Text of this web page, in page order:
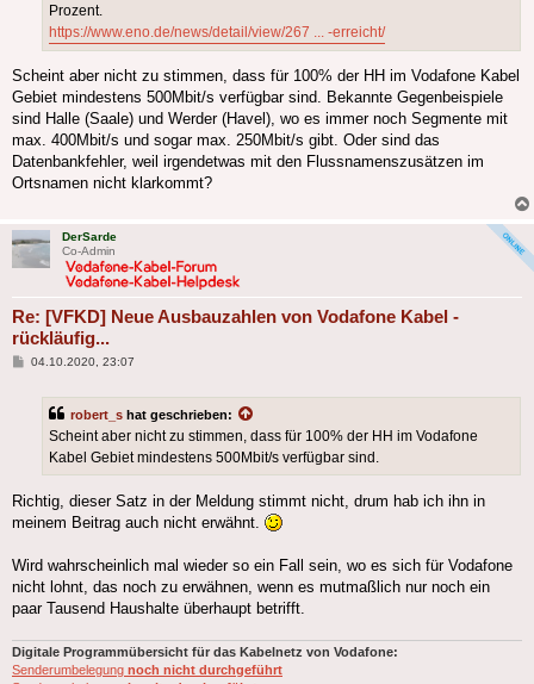
Prozent.
https://www.eno.de/news/detail/view/267 ... -erreicht/
Scheint aber nicht zu stimmen, dass für 100% der HH im Vodafone Kabel
Gebiet mindestens 500Mbit/s verfügbar sind. Bekannte Gegenbeispiele
sind Halle (Saale) und Werder (Havel), wo es immer noch Segmente mit
max. 400Mbit/s und sogar max. 250Mbit/s gibt. Oder sind das
Datenbankfehler, weil irgendetwas mit den Flussnamenszusätzen im
Ortsnamen nicht klarkommt?
DerSarde
Co-Admin
Re: [VFKD] Neue Ausbauzahlen von Vodafone Kabel -
rückläufig...
Beitrag
04.10.2020, 23:07
robert_s hat geschrieben:
Scheint aber nicht zu stimmen, dass für 100% der HH im Vodafone
Kabel Gebiet mindestens 500Mbit/s verfügbar sind.
Richtig, dieser Satz in der Meldung stimmt nicht, drum hab ich ihn in
meinem Beitrag auch nicht erwähnt.
Wird wahrscheinlich mal wieder so ein Fall sein, wo es sich für Vodafone
nicht lohnt, das noch zu erwähnen, wenn es mutmaßlich nur noch ein
paar Tausend Haushalte überhaupt betrifft.
Digitale Programmübersicht für das Kabelnetz von Vodafone:
Senderumbelegung noch nicht durchgeführt